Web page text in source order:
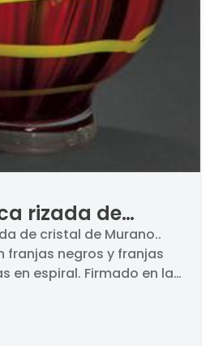
rizada de
de cristal de Murano..
franjas negros y franjas
en espiral. Firmado en la